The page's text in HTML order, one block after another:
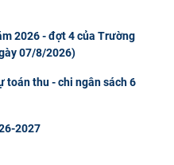
2026 - đợt 4 của Trường
07/8/2026)
toán thu - chi ngân sách 6
2027